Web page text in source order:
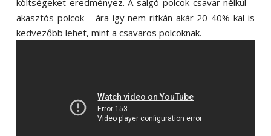
költségeket eredményez. A salgó polcok csavar nélkül –
akasztós polcok – ára így nem ritkán akár 20-40%-kal is
kedvezőbb lehet, mint a csavaros polcoknak.